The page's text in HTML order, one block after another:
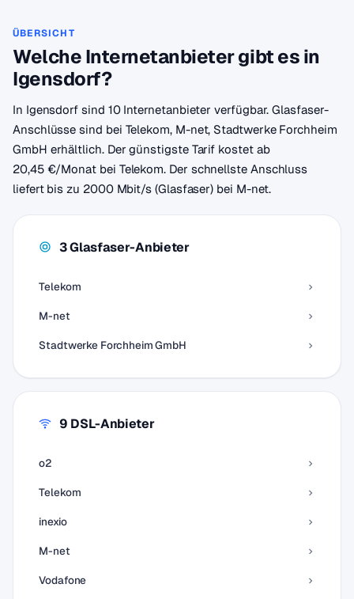
ÜBERSICHT
Welche Internetanbieter gibt es in
Igensdorf?
In Igensdorf sind 10 Internetanbieter verfügbar. Glasfaser-
Anschlüsse sind bei Telekom, M-net, Stadtwerke Forchheim
GmbH erhältlich. Der günstigste Tarif kostet ab
20,45 €/Monat bei Telekom. Der schnellste Anschluss
liefert bis zu 2000 Mbit/s (Glasfaser) bei M-net.
3 Glasfaser-Anbieter
Telekom
M-net
Stadtwerke Forchheim GmbH
9 DSL-Anbieter
o2
Telekom
inexio
M-net
Vodafone